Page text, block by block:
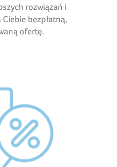
rozwiązań i
bezpłatną,
ofertę.